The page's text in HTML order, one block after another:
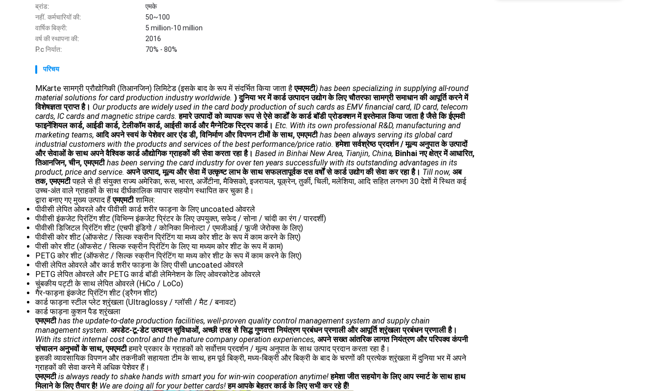
ब्रांड:
एमके
नहीं. कर्मचारियों की:
50~100
वार्षिक बिक्री:
5 million-10 million
वर्ष की स्थापना की:
2016
P.c निर्यात:
70% - 80%
परिचय
MKarte सामग्री प्रौद्योगिकी (तिआनजिन) लिमिटेड (इसके बाद के रूप में संदर्भित किया जाता हैएमएमटी) has been specializing in supplying all-round
material solutions for card production industry worldwide. ) दुनिया भर में कार्ड उत्पादन उद्योग के लिए चौतरफा सामग्री समाधान की आपूर्ति करने में
विशेषज्ञता प्राप्त है। Our products are widely used in the card body production of such cards as EMV financial card, ID card, telecom
cards, IC cards and magnetic stripe cards. हमारे उत्पादों को व्यापक रूप से ऐसे कार्डों के कार्ड बॉडी प्रोडक्शन में इस्तेमाल किया जाता है जैसे कि ईएमवी
फाइनेंशियल कार्ड, आईडी कार्ड, टेलीकॉम कार्ड, आईसी कार्ड और मैग्नेटिक स्ट्रिप कार्ड। Etc. With its own professional R&D, manufacturing and
marketing teams, आदि अपने स्वयं के पेशेवर आर एंड डी, विनिर्माण और विपणन टीमों के साथ, एमएमटी has been always serving its global card
industrial customers with the products and services of the best performance/price ratio. हमेशा सर्वश्रेष्ठ प्रदर्शन / मूल्य अनुपात के उत्पादों
और सेवाओं के साथ अपने वैश्विक कार्ड औद्योगिक ग्राहकों की सेवा करता रहा है। Based in Binhai New Area, Tianjin, China, Binhai नए क्षेत्र में आधारित,
तिआनजिन, चीन, एमएमटी has been serving the card industry for over ten years successfully with its outstanding advantages in its
product, price and service. अपने उत्पाद, मूल्य और सेवा में उत्कृष्ट लाभ के साथ सफलतापूर्वक दस वर्षों से कार्ड उद्योग की सेवा कर रहा है। Till now, अब
तक, एमएमटीपहले से ही संयुक्त राज्य अमेरिका, रूस, भारत, अर्जेंटीना, मैक्सिको, इजरायल, यूक्रेन, तुर्की, चिली, मलेशिया, आदि सहित लगभग 30 देशों में स्थित कई
उच्च-अंत वाले ग्राहकों के साथ दीर्घकालिक व्यापार सहयोग स्थापित कर चुका है।
द्वारा बनाए गए मुख्य उत्पाद हैंएमएमटीशामिल:
पीवीसी लेपित ओवरले और पीवीसी कार्ड शरीर फाड़ना के लिए uncoated ओवरले
पीवीसी इंकजेट प्रिंटिंग शीट (विभिन्न इंकजेट प्रिंटर के लिए उपयुक्त, सफेद / सोना / चांदी का रंग / पारदर्शी)
पीवीसी डिजिटल प्रिंटिंग शीट (एचपी इंडिगो / कोनिका मिनोल्टा / एमजीआई / फूजी जेरोक्स के लिए)
पीवीसी कोर शीट (ऑफसेट / सिल्क स्क्रीन प्रिंटिंग या मध्य कोर शीट के रूप में काम करने के लिए)
पीसी कोर शीट (ऑफसेट / सिल्क स्क्रीन प्रिंटिंग के लिए या मध्यम कोर शीट के रूप में काम)
PETG कोर शीट (ऑफसेट / सिल्क स्क्रीन प्रिंटिंग या मध्य कोर शीट के रूप में काम करने के लिए)
पीसी लेपित ओवरले और कार्ड शरीर फाड़ना के लिए पीसी uncoated ओवरले
PETG लेपित ओवरले और PETG कार्ड बॉडी लेमिनेशन के लिए ओवरकोटेड ओवरले
चुंबकीय पट्टी के साथ लेपित ओवरले (HiCo / LoCo)
गैर-फाड़ना इंकजेट प्रिंटिंग शीट (ड्रैगन शीट)
कार्ड फाड़ना स्टील प्लेट श्रृंखला (Ultraglossy / ग्लॉसी / मैट / बनावट)
कार्ड फाड़ना कुशन पैड श्रृंखला
एमएमटी has the update-to-date production facilities, well-proven quality control management system and supply chain
management system. अपडेट-टू-डेट उत्पादन सुविधाओं, अच्छी तरह से सिद्ध गुणवत्ता नियंत्रण प्रबंधन प्रणाली और आपूर्ति श्रृंखला प्रबंधन प्रणाली है।
With its strict internal cost control and the mature company operation experiences, अपने सख्त आंतरिक लागत नियंत्रण और परिपक्व कंपनी
संचालन अनुभवों के साथ, एमएमटीहमारे प्रकार के ग्राहकों को सर्वोत्तम प्रदर्शन / मूल्य अनुपात के साथ उत्पाद प्रदान करता रहा है।
इसकी व्यावसायिक विपणन और तकनीकी सहायता टीम के साथ, हम पूर्व बिक्री, मध्य-बिक्री और बिक्री के बाद के चरणों की प्रत्येक श्रृंखला में दुनिया भर में अपने
ग्राहकों की सेवा करने में अधिक पेशेवर हैं।
एमएमटी is always ready to shake hands with smart you for win-win cooperation anytime! हमेशा जीत सहयोग के लिए आप स्मार्ट के साथ हाथ
मिलाने के लिए तैयार है! We are doing all for your better cards! हम आपके बेहतर कार्ड के लिए सभी कर रहे हैं!